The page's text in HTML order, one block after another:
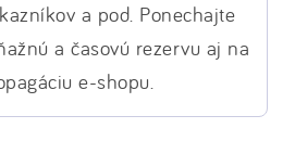
a pod. Ponechajte
a časovú rezervu aj na
e-shopu.